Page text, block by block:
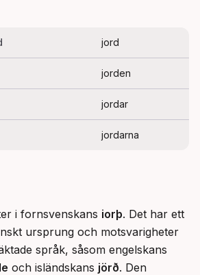
jord
jorden
jordar
jordarna
i fornsvenskans iorþ. Det har ett
ursprung och motsvarigheter
och isländskans jörð. Den